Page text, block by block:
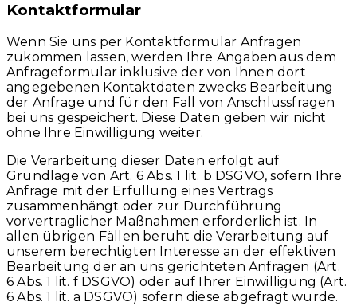
Kontaktformular
Wenn Sie uns per Kontaktformular Anfragen
zukommen lassen, werden Ihre Angaben aus dem
Anfrageformular inklusive der von Ihnen dort
angegebenen Kontaktdaten zwecks Bearbeitung
der Anfrage und für den Fall von Anschlussfragen
bei uns gespeichert. Diese Daten geben wir nicht
ohne Ihre Einwilligung weiter.
Die Verarbeitung dieser Daten erfolgt auf
Grundlage von Art. 6 Abs. 1 lit. b DSGVO, sofern Ihre
Anfrage mit der Erfüllung eines Vertrags
zusammenhängt oder zur Durchführung
vorvertraglicher Maßnahmen erforderlich ist. In
allen übrigen Fällen beruht die Verarbeitung auf
unserem berechtigten Interesse an der effektiven
Bearbeitung der an uns gerichteten Anfragen (Art.
6 Abs. 1 lit. f DSGVO) oder auf Ihrer Einwilligung (Art.
6 Abs. 1 lit. a DSGVO) sofern diese abgefragt wurde.